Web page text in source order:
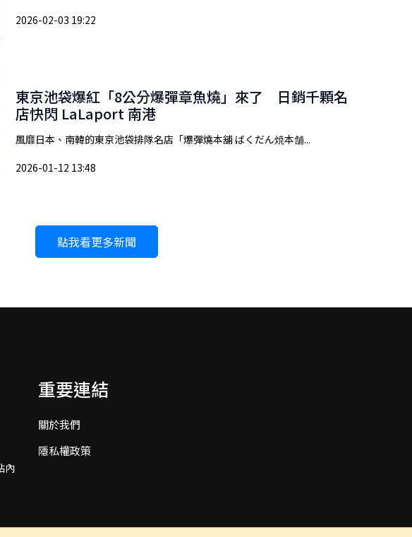
2026-02-03 19:22
東京池袋爆紅「8公分爆彈章魚燒」來了 日銷千顆名
店快閃 LaLaport 南港
風靡日本、南韓的東京池袋排隊名店「爆彈燒本舖 ばくだん焼本舗...
2026-01-12 13:48
點我看更多新聞
內
重要連結
關於我們
隱私權政策